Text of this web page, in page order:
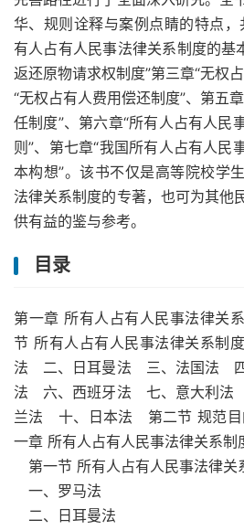
华、规则诠释与案例点睛的特点
有人占有人民事法律关系制度的基
返还原物请求权制度”第三章“无权
“无权占有人费用偿还制度”、第五
任制度”、第六章“所有人占有人民
则”、第七章“我国所有人占有人民
本构想”。该书不仅是高等院校学
法律关系制度的专著，也可为其他
供有益的鉴与参考。
目录
第一章 所有人占有人民事法律关
节 所有人占有人民事法律关系制
法 二、日耳曼法 三、法国法
法 六、西班牙法 七、意大利
兰法 十、日本法 第二节 规范
一章 所有人占有人民事法律关系制
第一节 所有人占有人民事法律关
一、罗马法
二、日耳曼法